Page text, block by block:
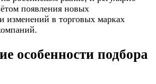
появления новых
изменений в торговых марках
особенности подбора